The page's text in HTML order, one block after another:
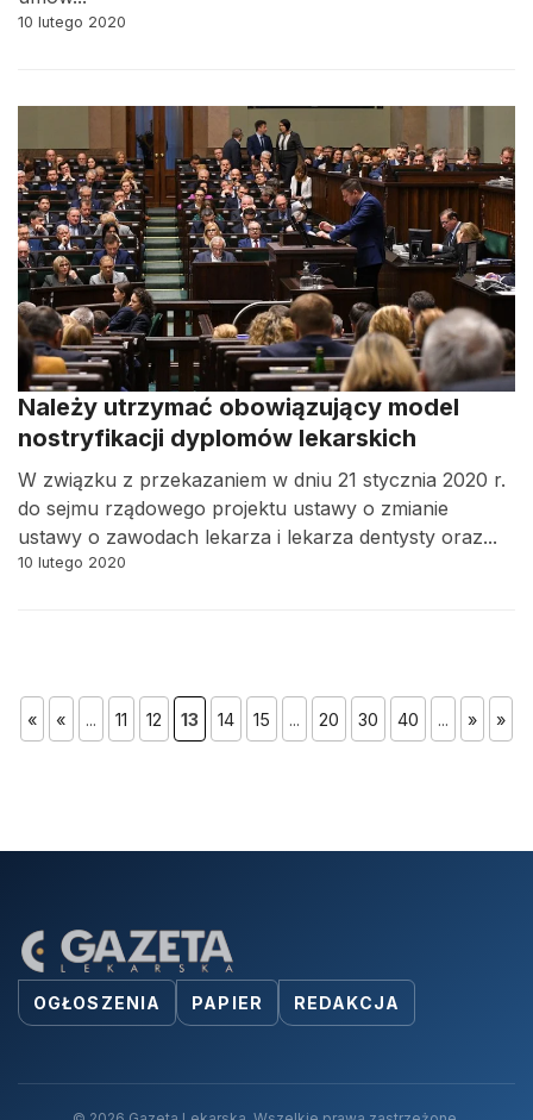
10 lutego 2020
Należy utrzymać obowiązujący model
nostryfikacji dyplomów lekarskich
W związku z przekazaniem w dniu 21 stycznia 2020 r.
do sejmu rządowego projektu ustawy o zmianie
ustawy o zawodach lekarza i lekarza dentysty oraz...
10 lutego 2020
« « ... 11 12 13 14 15 ... 20 30 40 ... » »
OGŁOSZENIA PAPIER REDAKCJA